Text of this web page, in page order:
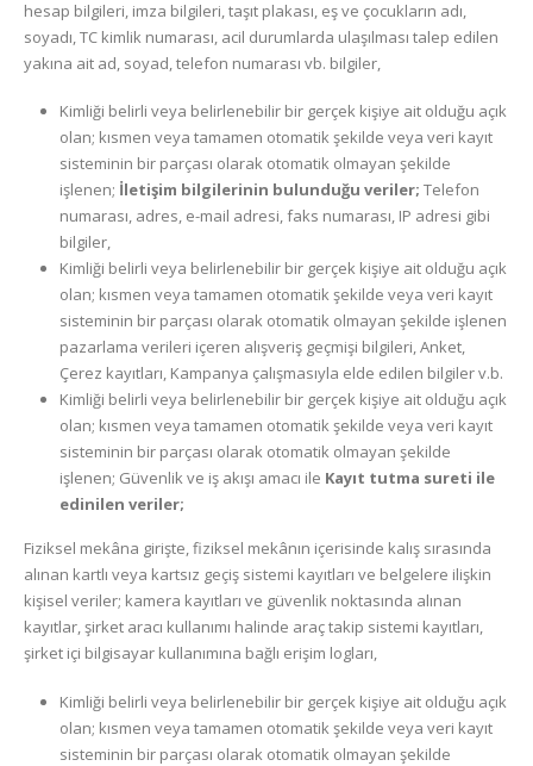
hesap bilgileri, imza bilgileri, taşıt plakası, eş ve çocukların adı,
soyadı, TC kimlik numarası, acil durumlarda ulaşılması talep edilen
yakına ait ad, soyad, telefon numarası vb. bilgiler,
Kimliği belirli veya belirlenebilir bir gerçek kişiye ait olduğu açık
olan; kısmen veya tamamen otomatik şekilde veya veri kayıt
sisteminin bir parçası olarak otomatik olmayan şekilde
işlenen; İletişim bilgilerinin bulunduğu veriler; Telefon
numarası, adres, e-mail adresi, faks numarası, IP adresi gibi
bilgiler,
Kimliği belirli veya belirlenebilir bir gerçek kişiye ait olduğu açık
olan; kısmen veya tamamen otomatik şekilde veya veri kayıt
sisteminin bir parçası olarak otomatik olmayan şekilde işlenen
pazarlama verileri içeren alışveriş geçmişi bilgileri, Anket,
Çerez kayıtları, Kampanya çalışmasıyla elde edilen bilgiler v.b.
Kimliği belirli veya belirlenebilir bir gerçek kişiye ait olduğu açık
olan; kısmen veya tamamen otomatik şekilde veya veri kayıt
sisteminin bir parçası olarak otomatik olmayan şekilde
işlenen; Güvenlik ve iş akışı amacı ile Kayıt tutma sureti ile
edinilen veriler;
Fiziksel mekâna girişte, fiziksel mekânın içerisinde kalış sırasında
alınan kartlı veya kartsız geçiş sistemi kayıtları ve belgelere ilişkin
kişisel veriler; kamera kayıtları ve güvenlik noktasında alınan
kayıtlar, şirket aracı kullanımı halinde araç takip sistemi kayıtları,
şirket içi bilgisayar kullanımına bağlı erişim logları,
Kimliği belirli veya belirlenebilir bir gerçek kişiye ait olduğu açık
olan; kısmen veya tamamen otomatik şekilde veya veri kayıt
sisteminin bir parçası olarak otomatik olmayan şekilde